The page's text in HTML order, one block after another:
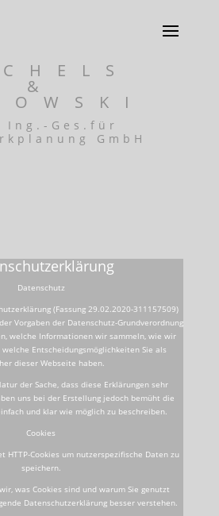
&
Ing.-Ges.für
GmbH
Datenschutz
(Fassung 29.02.2020-311157509)
Vorgaben der Datenschutz-Grundverordnung
welche Informationen wir sammeln, wie wir
Entscheidungsmöglichkeiten Sie als
dieser Webseite haben.
der Sache, dass diese Erklärungen sehr
uns bei der Erstellung jedoch bemüht die
und klar wie möglich zu beschreiben.
Cookies
HTTP-Cookies um nutzerspezifische Daten zu
speichern.
was Cookies sind und warum Sie genutzt
Datenschutzerklärung besser verstehen.